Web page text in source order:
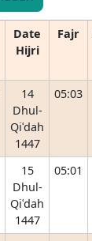
Date
Hijri
Fajr
14
Dhul-
Qiʿdah
1447
05:03
15
Dhul-
Qiʿdah
1447
05:01